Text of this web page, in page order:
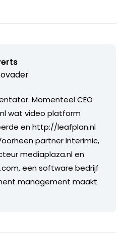
Momenteel CEO
wat video platform
en http://leafplan.nl
partner Interimic,
mediaplaza.nl en
een software bedrijf
management maakt